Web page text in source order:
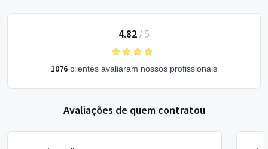
4.82 / 5
1076 clientes avaliaram nossos profissionais
Avaliações de quem contratou